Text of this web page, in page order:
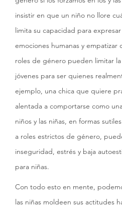
insistir en que un niño no llore
limita su capacidad para
emociones humanas y empatizar
roles de género pueden limitar
jóvenes para ser quienes
ejemplo, una chica que quiere
alentada a comportarse como
niños y las niñas, en formas
a roles estrictos de género,
inseguridad, estrés y baja
para niñas.
Con todo esto en mente,
las niñas moldeen sus actitudes